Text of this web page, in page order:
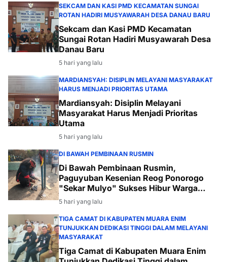
SEKCAM DAN KASI PMD KECAMATAN SUNGAI
ROTAN HADIRI MUSYAWARAH DESA DANAU BARU
Sekcam dan Kasi PMD Kecamatan
Sungai Rotan Hadiri Musyawarah Desa
Danau Baru
5 hari yang lalu
MARDIANSYAH: DISIPLIN MELAYANI MASYARAKAT
HARUS MENJADI PRIORITAS UTAMA
Mardiansyah: Disiplin Melayani
Masyarakat Harus Menjadi Prioritas
Utama
5 hari yang lalu
DI BAWAH PEMBINAAN RUSMIN
Di Bawah Pembinaan Rusmin,
Paguyuban Kesenian Reog Ponorogo
"Sekar Mulyo" Sukses Hibur Warga
Desa Payabakal
5 hari yang lalu
TIGA CAMAT DI KABUPATEN MUARA ENIM
TUNJUKKAN DEDIKASI TINGGI DALAM MELAYANI
MASYARAKAT
Tiga Camat di Kabupaten Muara Enim